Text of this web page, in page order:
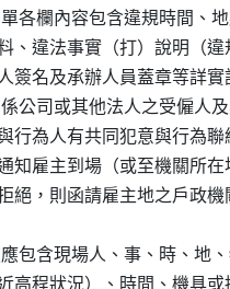
知單各欄內容包含違規時間
資料、違法事實（打）說明
規人簽名及承辦人員蓋章等詳實
如係公司或其他法人之受僱
即與行為人有共同犯意與行
應通知雇主到場（或至機關
主拒絕，則函請雇主地之戶
照應包含現場人、事、時、
鄰近高程狀況）、時間、機